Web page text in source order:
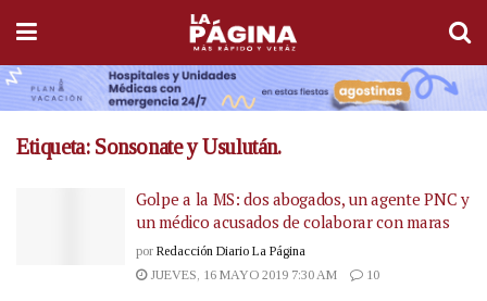
Etiqueta: Sonsonate y Usulután.
Golpe a la MS: dos abogados, un agente PNC y
un médico acusados de colaborar con maras
por Redacción Diario La Página
JUEVES, 16 MAYO 2019 7:30 AM
10